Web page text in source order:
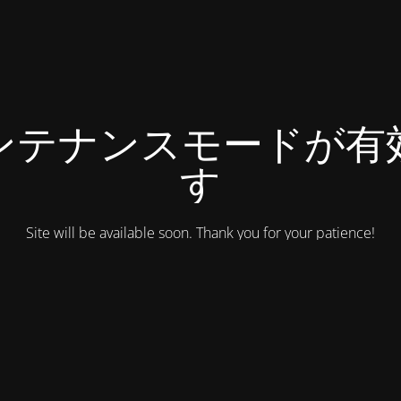
テナンスモードが有
す
Site will be available soon. Thank you for your patience!